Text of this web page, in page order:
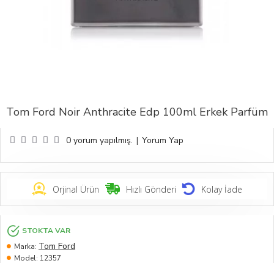
Tom Ford Noir Anthracite Edp 100ml Erkek Parfüm
Orjinal Ürün Hızlı Gönderi Kolay İade
0 yorum yapılmış. | Yorum Yap
STOKTA VAR
Marka: Tom Ford
Model: 12357